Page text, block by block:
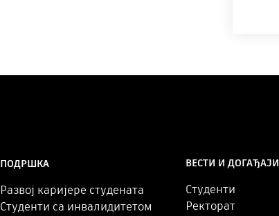
ПОДРШКА
Развој каријере студената
Студенти са инвалидитетом
ВЕСТИ И ДОГАЂАЈИ
Студенти
Ректорат